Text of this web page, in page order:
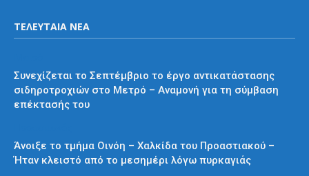
ΤΕΛΕΥΤΑΙΑ ΝΕΑ
Συνεχίζεται το Σεπτέμβριο το έργο αντικατάστασης
σιδηροτροχιών στο Μετρό – Αναμονή για τη σύμβαση
επέκτασής του
Άνοιξε το τμήμα Οινόη – Χαλκίδα του Προαστιακού –
Ήταν κλειστό από το μεσημέρι λόγω πυρκαγιάς